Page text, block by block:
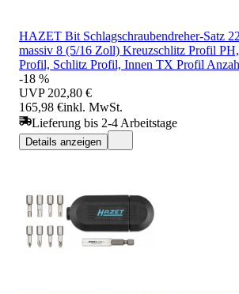
HAZET Bit Schlagschraubendreher-Satz
massiv 8 (5/16 Zoll) Kreuzschlitz Profil
Profil, Schlitz Profil, Innen TX Profil
-18 %
UVP 202,80 €
165,98 €inkl. MwSt.
Lieferung bis 2-4 Arbeitstage
Details anzeigen